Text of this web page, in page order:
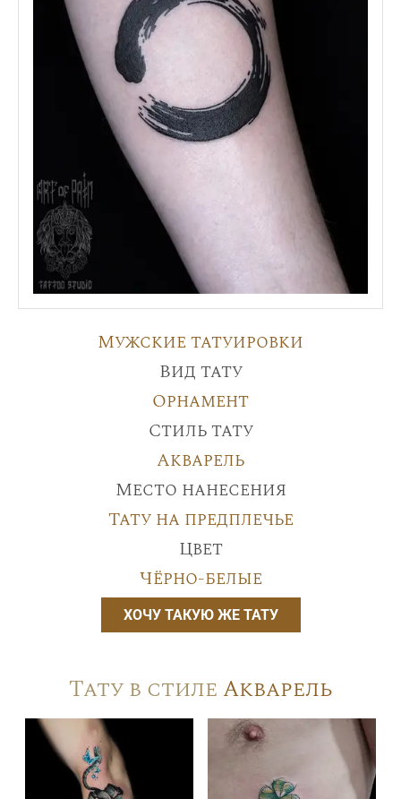
Мужские татуировки
Вид тату
Орнамент
Стиль тату
Акварель
Место нанесения
Тату на предплечье
Цвет
Чёрно-белые
ХОЧУ ТАКУЮ ЖЕ ТАТУ
Тату в стиле Акварель